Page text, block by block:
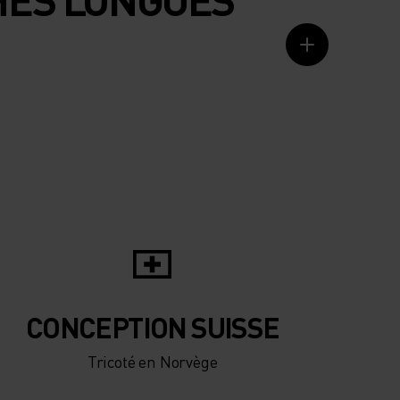
CONCEPTION SUISSE
Tricoté en Norvège